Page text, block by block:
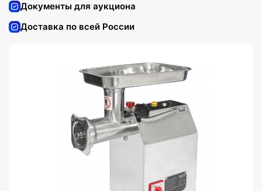
Документы для аукциона
Доставка по всей России